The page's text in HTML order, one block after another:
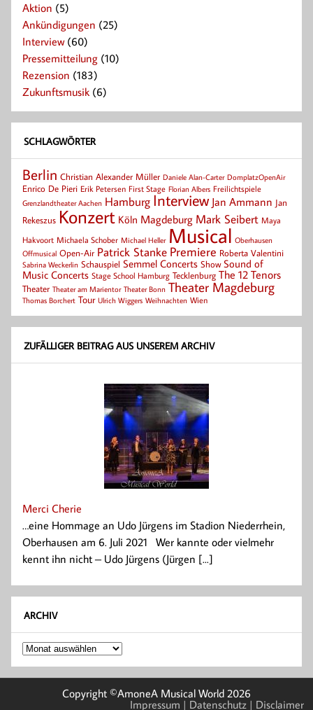
Aktion (5)
Ankündigungen (25)
Interview(60)
Pressemitteilung (10)
Rezension (183)
Zukunftsmusik(6)
SCHLAGWÖRTER
Berlin Christian Alexander Müller Daniele Alan-Carter DomplatzOpenAir
Enrico De Pieri Erik Petersen First Stage Florian Albers Freilichtspiele
Grenzlandtheater Aachen Hamburg Interview Jan Ammann Jan
Rekeszus Konzert Köln Magdeburg Mark Seibert Maya
Hakvoort Michaela Schober Michael Heller Musical Oberhausen
Offmusical Open-Air Patrick Stanke Premiere Roberta Valentini
Sabrina Weckerlin Schauspiel Semmel Concerts Show Sound of
Music Concerts Stage School Hamburg Tecklenburg The 12 Tenors
Theater Theater am Marientor Theater Bonn Theater Magdeburg
Thomas Borchert Tour Ulrich Wiggers Weihnachten Wien
ZUFÄLLIGER BEITRAG AUS UNSEREM ARCHIV
Merci Cherie
…eine Hommage an Udo Jürgens im Stadion Niederrhein,
Oberhausen am 6. Juli 2021 Wer kannte oder vielmehr
kennt ihn nicht – Udo Jürgens (Jürgen [...]
ARCHIV
Archiv
Copyright ©AmoneA Musical World 2026
Impressum | Datenschutz | Disclaimer